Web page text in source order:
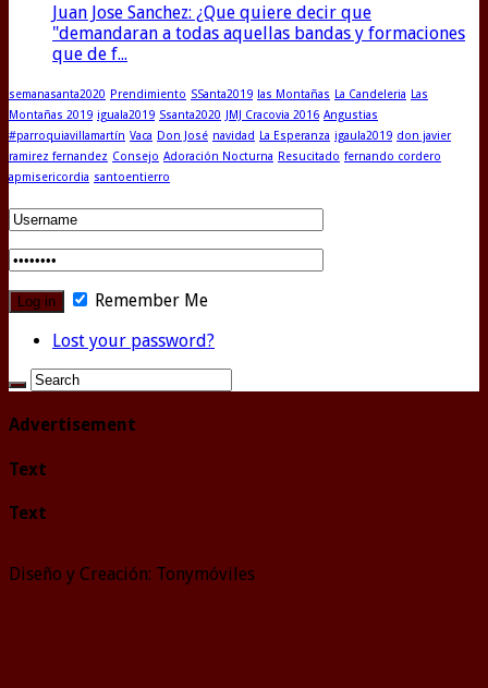
Juan Jose Sanchez: ¿Que quiere decir que
"demandaran a todas aquellas bandas y formaciones
que de f...
semanasanta2020 Prendimiento SSanta2019 las Montañas La Candeleria Las
Montañas 2019 iguala2019 Ssanta2020 JMJ Cracovia 2016 Angustias
#parroquiavillamartín Vaca Don José navidad La Esperanza igaula2019 don javier
ramirez fernandez Consejo Adoración Nocturna Resucitado fernando cordero
apmisericordia santoentierro
Remember Me
Lost your password?
Advertisement
Text
Text
Diseño y Creación: Tonymóviles